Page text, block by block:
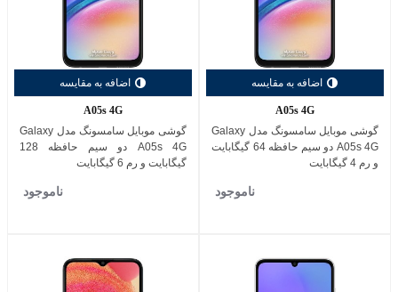
اضافه به مقایسه
A05s 4G
گوشی موبایل سامسونگ مدل Galaxy
A05s 4G دو سیم حافظه 64 گیگابایت
و رم 4 گیگابایت
ناموجود
اضافه به مقایسه
A05s 4G
گوشی موبایل سامسونگ مدل Galaxy
A05s 4G دو سیم حافظه 128
گیگابایت و رم 6 گیگابایت
ناموجود